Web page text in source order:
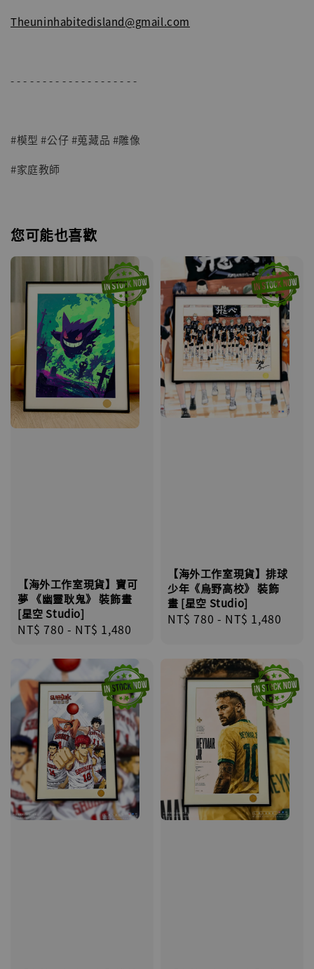
Theuninhabitedisland@gmail.com
- - - - - - - - - - - - - - - - - - - -
#模型 #公仔 #蒐藏品 #雕像
#家庭教師
您可能也喜歡
【海外工作室現貨】寶可
夢 《幽靈耿鬼》 裝飾畫
[星空 Studio]
Regular
NT$ 780 - NT$ 1,480
【海外工作室現貨】排球
少年《烏野高校》 裝飾
畫 [星空 Studio]
Regular
NT$ 780 - NT$ 1,480